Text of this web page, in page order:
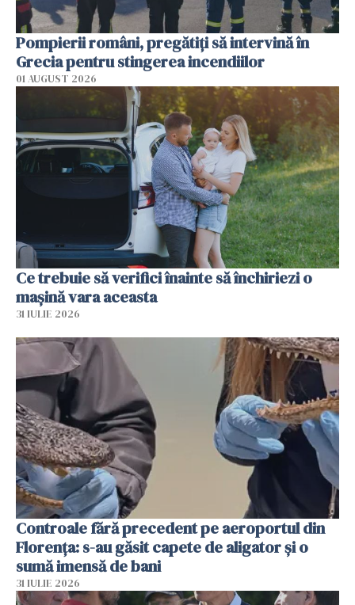
Pompierii români, pregătiţi să intervină în
Grecia pentru stingerea incendiilor
01 AUGUST 2026
Ce trebuie să verifici înainte să închiriezi o
mașină vara aceasta
31 IULIE 2026
Controale fără precedent pe aeroportul din
Florența: s-au găsit capete de aligator și o
sumă imensă de bani
31 IULIE 2026